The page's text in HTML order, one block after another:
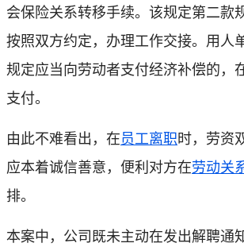
会保险关系转移手续。该规定第二款
按照双方约定，办理工作交接。用人
规定应当向劳动者支付经济补偿的，
支付。
由此不难看出，在员工离职时，劳资
应本着诚信善意，便利对方在劳动关
排。
本案中，公司既未主动在发出解聘通